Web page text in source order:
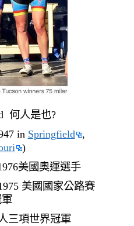
何人是也?
in Springfield ,
)
美國奧運選手
美國國家公路賽
三項世界冠軍